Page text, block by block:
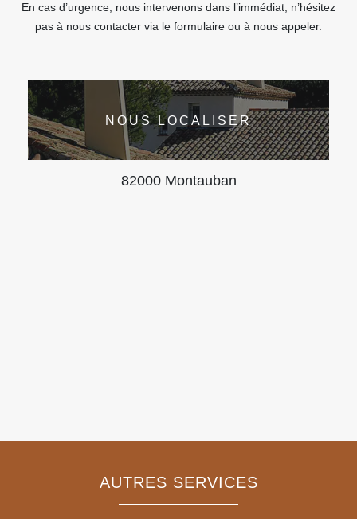
En cas d’urgence, nous intervenons dans l’immédiat, n’hésitez
pas à nous contacter via le formulaire ou à nous appeler.
NOUS LOCALISER
82000 Montauban
AUTRES SERVICES